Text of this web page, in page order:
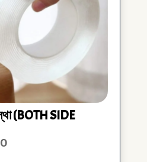
(BOTH SIDE
Current